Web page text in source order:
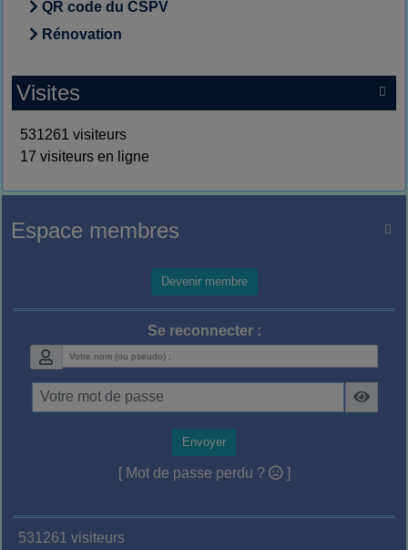
QR code du CSPV
Rénovation

Visites
531261 visiteurs
17 visiteurs en ligne

Espace membres
Devenir membre
Se reconnecter :
Envoyer
[ Mot de passe perdu ? ]
531261 visiteurs